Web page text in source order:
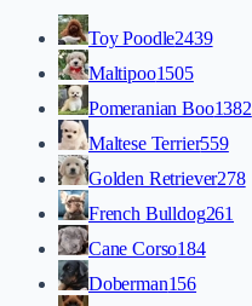
Toy Poodle2439
Maltipoo1505
Pomeranian Boo1382
Maltese Terrier559
Golden Retriever278
French Bulldog261
Cane Corso184
Doberman156